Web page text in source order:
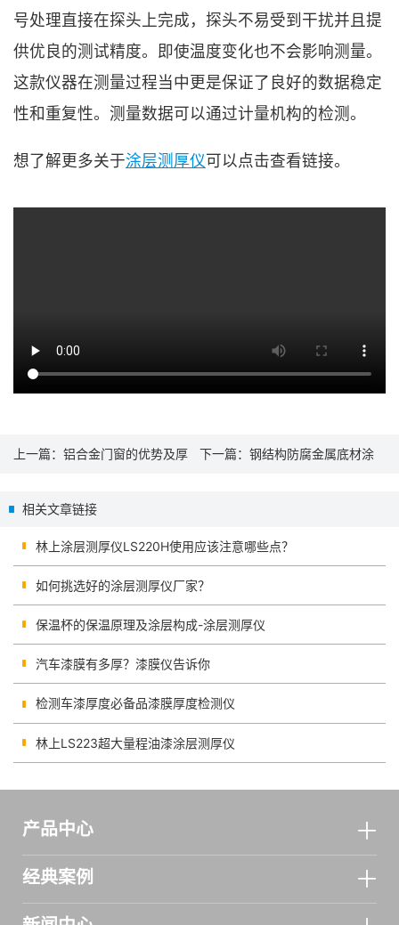
号处理直接在探头上完成，探头不易受到干扰并且提
供优良的测试精度。即使温度变化也不会影响测量。
这款仪器在测量过程当中更是保证了良好的数据稳定
性和重复性。测量数据可以通过计量机构的检测。
想了解更多关于涂层测厚仪可以点击查看链接。
上一篇： 铝合金门窗的优势及厚 下一篇： 钢结构防腐金属底材涂
相关文章链接
林上涂层测厚仪LS220H使用应该注意哪些点？
如何挑选好的涂层测厚仪厂家？
保温杯的保温原理及涂层构成-涂层测厚仪
汽车漆膜有多厚？漆膜仪告诉你
检测车漆厚度必备品漆膜厚度检测仪
林上LS223超大量程油漆涂层测厚仪
产品中心
经典案例